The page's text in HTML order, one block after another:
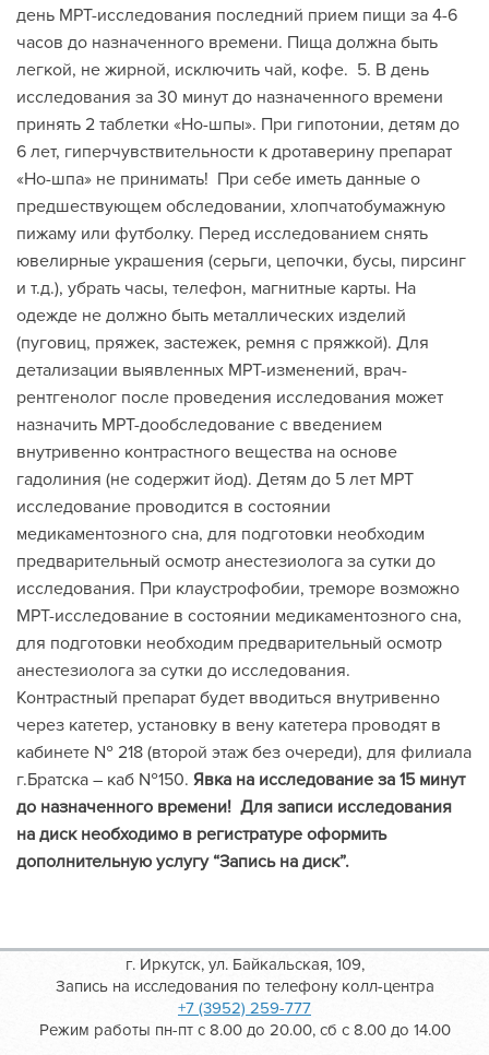
день МРТ-исследования последний прием пищи за 4-6
часов до назначенного времени. Пища должна быть
легкой, не жирной, исключить чай, кофе. 5. В день
исследования за 30 минут до назначенного времени
принять 2 таблетки «Но-шпы». При гипотонии, детям до
6 лет, гиперчувствительности к дротаверину препарат
«Но-шпа» не принимать! При себе иметь данные о
предшествующем обследовании, хлопчатобумажную
пижаму или футболку. Перед исследованием снять
ювелирные украшения (серьги, цепочки, бусы, пирсинг
и т.д.), убрать часы, телефон, магнитные карты. На
одежде не должно быть металлических изделий
(пуговиц, пряжек, застежек, ремня с пряжкой). Для
детализации выявленных МРТ-изменений, врач-
рентгенолог после проведения исследования может
назначить МРТ-дообследование с введением
внутривенно контрастного вещества на основе
гадолиния (не содержит йод). Детям до 5 лет МРТ
исследование проводится в состоянии
медикаментозного сна, для подготовки необходим
предварительный осмотр анестезиолога за сутки до
исследования. При клаустрофобии, треморе возможно
МРТ-исследование в состоянии медикаментозного сна,
для подготовки необходим предварительный осмотр
анестезиолога за сутки до исследования.
Контрастный препарат будет вводиться внутривенно
через катетер, установку в вену катетера проводят в
кабинете № 218 (второй этаж без очереди), для филиала
г.Братска – каб №150. Явка на исследование за 15 минут
до назначенного времени! Для записи исследования
на диск необходимо в регистратуре оформить
дополнительную услугу “Запись на диск”.
г. Иркутск, ул. Байкальская, 109,
Запись на исследования по телефону колл-центра
+7 (3952) 259-777
Режим работы пн-пт с 8.00 до 20.00, сб с 8.00 до 14.00